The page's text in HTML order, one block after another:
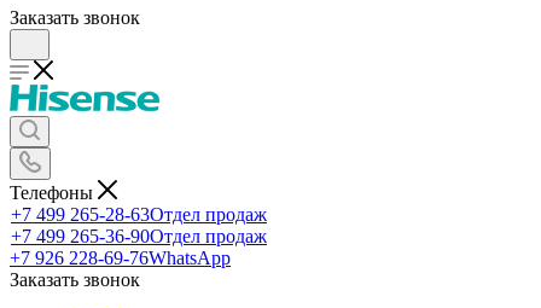
Заказать звонок
Телефоны
+7 499 265-28-63Отдел продаж
+7 499 265-36-90Отдел продаж
+7 926 228-69-76WhatsApp
Заказать звонок